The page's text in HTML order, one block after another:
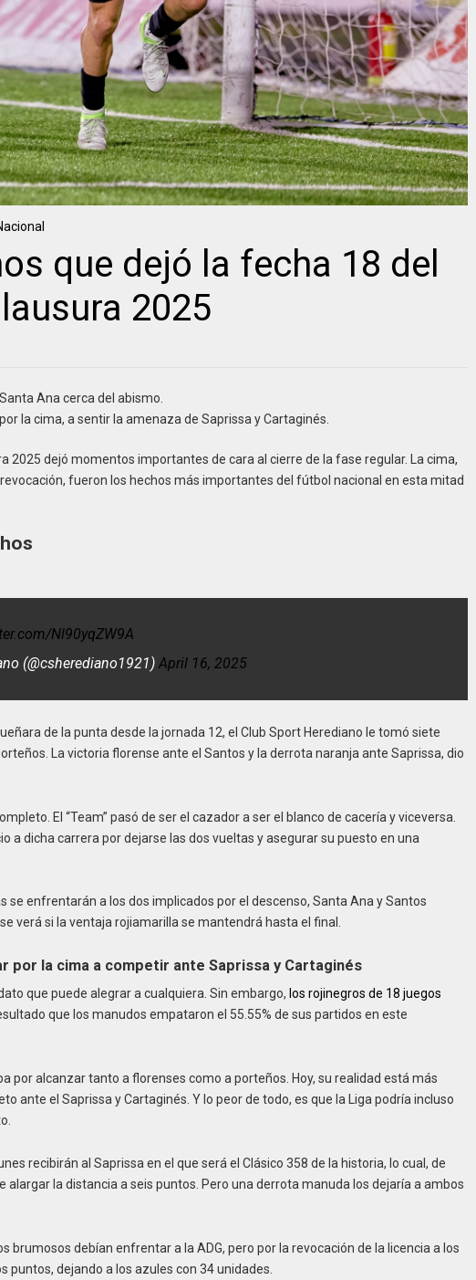
que dejó la fecha 18 del
2025
Ana cerca del abismo.
la cima, a sentir la amenaza de Saprissa y Cartaginés.
2025 dejó momentos importantes de cara al cierre de la fase regular. La cima,
fueron los hechos más importantes del fútbol nacional en esta mitad
Nl90yqZW9A
(@csherediano1921) April 16, 2025
de la punta desde la jornada 12, el Club Sport Herediano le tomó siete
La victoria florense ante el Santos y la derrota naranja ante Saprissa, dio
El “Team” pasó de ser el cazador a ser el blanco de cacería y viceversa.
a dicha carrera por dejarse las dos vueltas y asegurar su puesto en una
se enfrentarán a los dos implicados por el descenso, Santa Ana y Santos
verá si la ventaja rojiamarilla se mantendrá hasta el final.
por la cima a competir ante Saprissa y Cartaginés
que puede alegrar a cualquiera. Sin embargo, los rojinegros de 18 juegos
que los manudos empataron el 55.55% de sus partidos en este
por alcanzar tanto a florenses como a porteños. Hoy, su realidad está más
ante el Saprissa y Cartaginés. Y lo peor de todo, es que la Liga podría incluso
recibirán al Saprissa en el que será el Clásico 358 de la historia, lo cual, de
alargar la distancia a seis puntos. Pero una derrota manuda los dejaría a ambos
brumosos debían enfrentar a la ADG, pero por la revocación de la licencia a los
puntos, dejando a los azules con 34 unidades.